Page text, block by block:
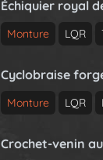
Échiquier royal
Monture LQR
Cyclobraise
Monture LQR
Crochet-venin